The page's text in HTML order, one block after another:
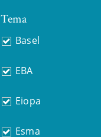
Tema
Basel
EBA
Eiopa
Esma